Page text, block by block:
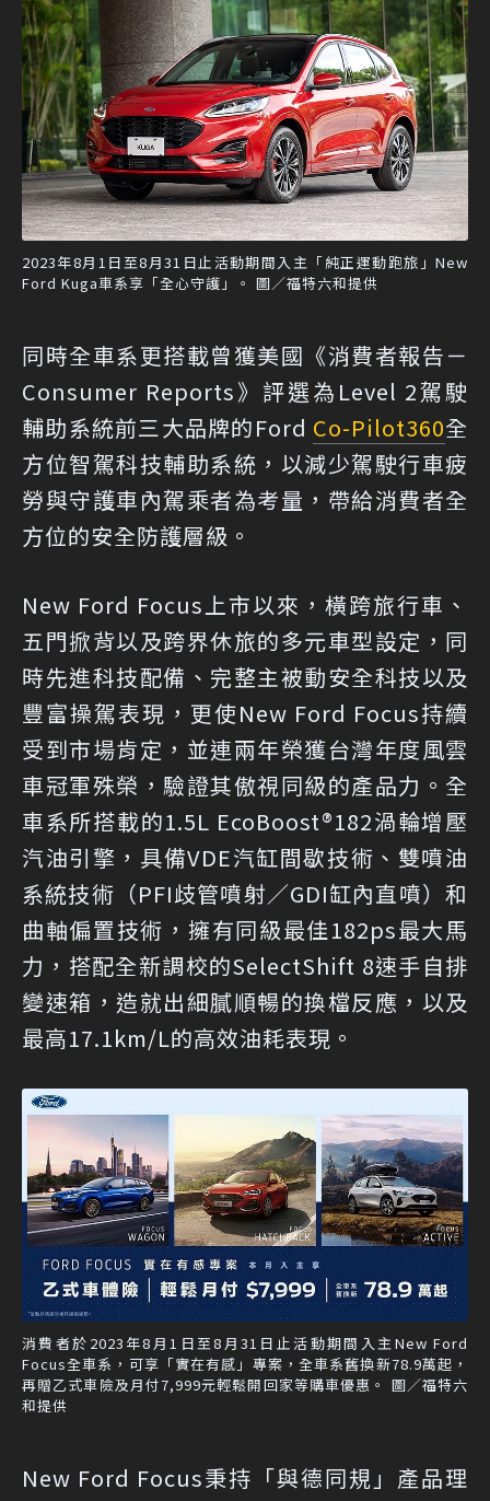
2023年8月1日至8月31日止活動期間入主「純正運動跑旅」New
Ford Kuga車系享「全心守護」。 圖／福特六和提供
同時全車系更搭載曾獲美國《消費者報告－
Consumer Reports》評選為Level 2駕駛
輔助系統前三大品牌的Ford Co-Pilot360全
方位智駕科技輔助系統，以減少駕駛行車疲
勞與守護車內駕乘者為考量，帶給消費者全
方位的安全防護層級。
New Ford Focus上市以來，橫跨旅行車、
五門掀背以及跨界休旅的多元車型設定，同
時先進科技配備、完整主被動安全科技以及
豐富操駕表現，更使New Ford Focus持續
受到市場肯定，並連兩年榮獲台灣年度風雲
車冠軍殊榮，驗證其傲視同級的產品力。全
車系所搭載的1.5L EcoBoost®182渦輪增壓
汽油引擎，具備VDE汽缸間歇技術、雙噴油
系統技術（PFI歧管噴射／GDI缸內直噴）和
曲軸偏置技術，擁有同級最佳182ps最大馬
力，搭配全新調校的SelectShift 8速手自排
變速箱，造就出細膩順暢的換檔反應，以及
最高17.1km/L的高效油耗表現。
消費者於2023年8月1日至8月31日止活動期間入主New Ford
Focus全車系，可享「實在有感」專案，全車系舊換新78.9萬起，
再贈乙式車險及月付7,999元輕鬆開回家等購車優惠。 圖／福特六
和提供
New Ford Focus秉持「與德同規」產品理